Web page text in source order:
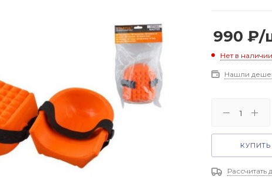
990 ₽/
Нет в наличии
Нашли
КУПИТЬ
Рассчитать